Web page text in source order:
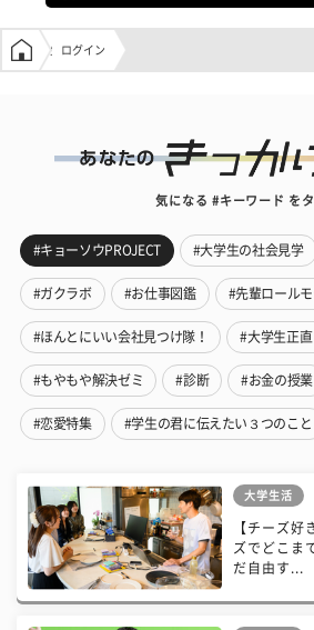
学生の窓口トップ
ログイン
気になる #キーワード を
#キョーソウPROJECT #大学生の社会見学
#ガクラボ #お仕事図鑑 #先輩ロール
#ほんとにいい会社見つけ隊！ #大学生正
#もやもや解決ゼミ #診断 #お金の授業
#恋愛特集 #学生の君に伝えたい３つのこと
大学生活
【チーズ好
ズでどこま
だ自由す...